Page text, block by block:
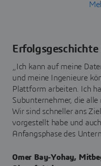
„Ich kann auf meine
und meine Ingenieure
Plattform arbeiten. Ich
Subunternehmer, die
Wir sind schneller ans
vorgestellt habe und
Anfangsphase des
Omer Bay-Yohay,